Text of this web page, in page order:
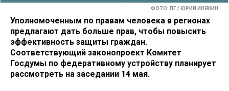
ФОТО: ПГ / ЮРИЙ ИНЯКИН
Уполномоченным по правам человека в регионах
предлагают дать больше прав, чтобы повысить
эффективность защиты граждан.
Соответствующий законопроект Комитет
Госдумы по федеративному устройству планирует
рассмотреть на заседании 14 мая.